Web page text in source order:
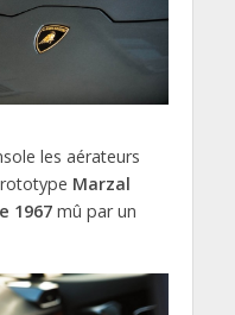
les aérateurs
Marzal
1967mû par un